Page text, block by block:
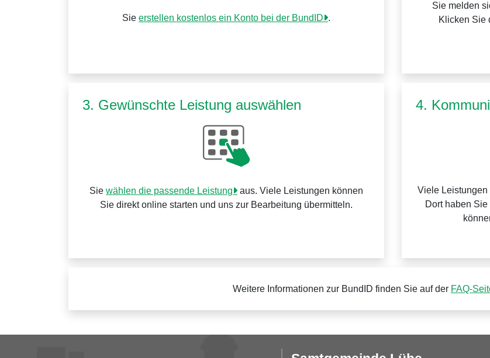
Sie erstellen kostenlos ein Konto bei der BundID .
Sie melden
Klicken Sie
3. Gewünschte Leistung auswählen
Sie wählen die passende Leistung
aus. Viele Leistungen können
Sie direkt online starten und uns zur Bearbeitung übermitteln.
4.
Viele Leistungen
Dort haben
Weitere Informationen zur BundID finden Sie auf der FAQ-